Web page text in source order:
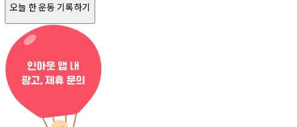
오늘 한 운동 기록하기